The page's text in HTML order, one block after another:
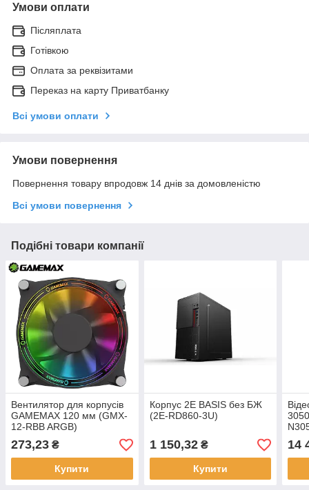
Умови оплати
Післяплата
Готівкою
Оплата за реквізитами
Переказ на карту Приватбанку
Всі умови оплати
Умови повернення
Повернення товару впродовж 14 днів за домовленістю
Всі умови повернення
Подібні товари компанії
Вентилятор для корпусів
GAMEMAX 120 мм (GMX-
12-RBB ARGB)
273,23 ₴
Купити
Корпус 2E BASIS без БЖ
(2E-RD860-3U)
1 150,32₴
Купити
14